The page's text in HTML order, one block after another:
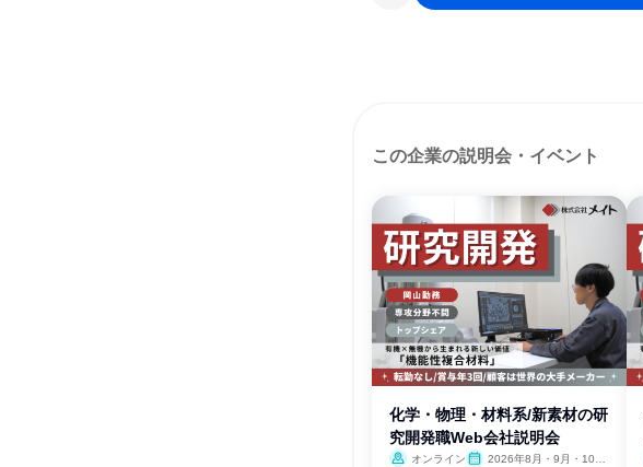
この企業の説明会・イベント
化学・物理・材料系/新素材の研
究開発職Web会社説明会
オンライン
2026年8月・9月・10